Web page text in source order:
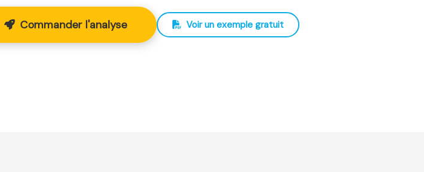
Commander l'analyse Voir un exemple gratuit